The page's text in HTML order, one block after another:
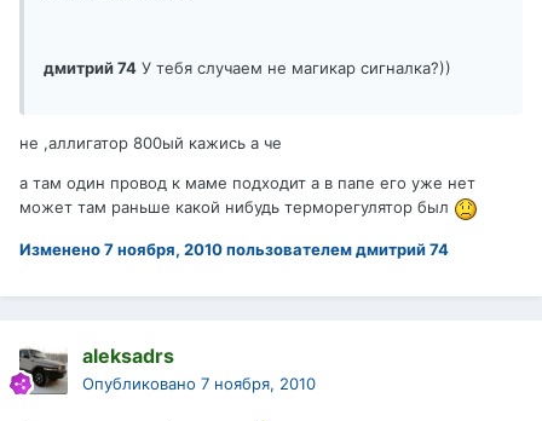
дмитрий 74 У тебя случаем не магикар сигналка?))
не ,аллигатор 800ый кажись а че
а там один провод к маме подходит а в папе его уже нет
может там раньше какой нибудь терморегулятор был
Изменено7 ноября, 2010пользователем дмитрий 74
aleksadrs
Опубликовано 7 ноября, 2010